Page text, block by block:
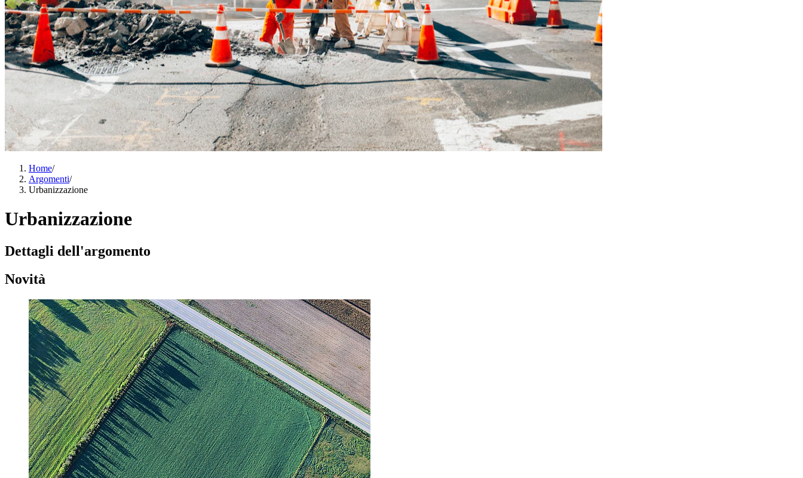
Home/
Argomenti/
Urbanizzazione
Urbanizzazione
Dettagli dell'argomento
Novità